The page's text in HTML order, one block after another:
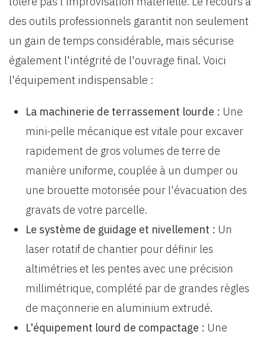
des outils professionnels garantit non seulement
un gain de temps considérable, mais sécurise
également l'intégrité de l'ouvrage final. Voici
l'équipement indispensable :
La machinerie de terrassement lourde : Une
mini-pelle mécanique est vitale pour excaver
rapidement de gros volumes de terre de
manière uniforme, couplée à un dumper ou
une brouette motorisée pour l'évacuation des
gravats de votre parcelle.
Le système de guidage et nivellement : Un
laser rotatif de chantier pour définir les
altimétries et les pentes avec une précision
millimétrique, complété par de grandes règles
de maçonnerie en aluminium extrudé.
L'équipement lourd de compactage : Une